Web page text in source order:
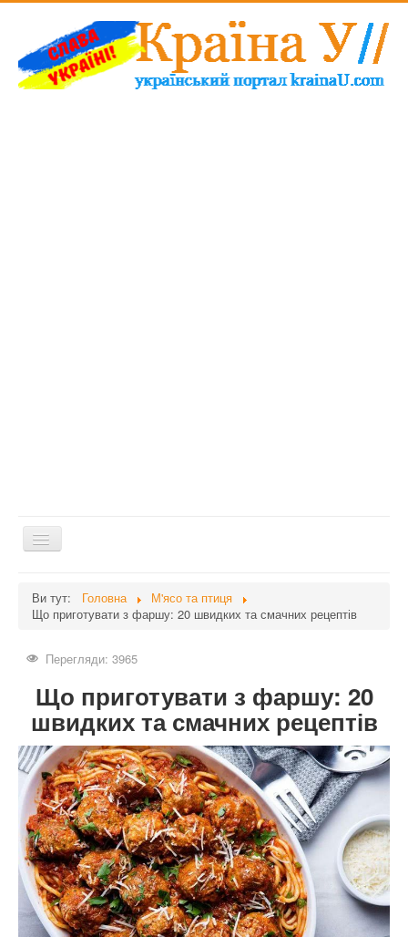
Перемикач
навігації
Дієти
Мати та дитина
Незвідане
Рецепти
Війна
Ви тут: Головна
М'ясо та птиця
Що приготувати з фаршу: 20 швидких та смачних рецептів
Перегляди: 3965
Що приготувати з фаршу: 20
швидких та смачних рецептів